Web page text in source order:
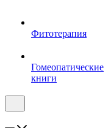
Фитотерапия
Гомеопатические
книги